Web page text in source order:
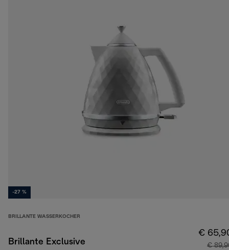
-27 %
BRILLANTE WASSERKOCHER
Brillante Exclusive
€
€